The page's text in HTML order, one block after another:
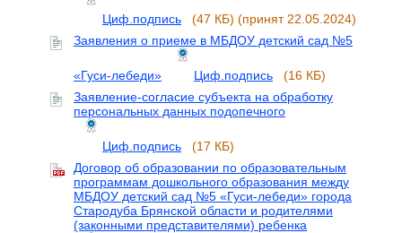
Циф.подпись (47 КБ) (принят 22.05.2024)
Заявления о приеме в МБДОУ детский сад №5
«Гуси-лебеди» Циф.подпись
(16 КБ)
Заявление-согласие субъекта на обработку
персональных данных подопечного
Циф.подпись
(17 КБ)
Договор об образовании по образовательным
программам дошкольного образования между
МБДОУ детский сад №5 «Гуси-лебеди» города
Стародуба Брянской области и родителями
(законными представителями) ребенка